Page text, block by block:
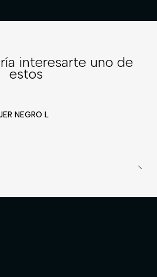
interesarte uno de
estos
NEGRO L